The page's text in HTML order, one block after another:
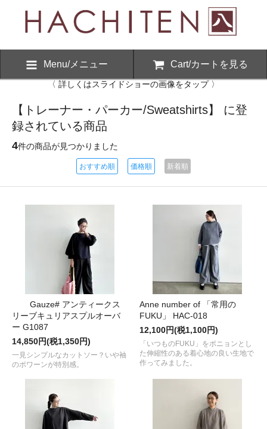
Menu/メニュー Cart/カートを見る
〈 詳しくはスライドショーの画像をタップ 〉
【トレーナー・パーカー/Sweatshirts】 に登
録されている商品
4件の商品が見つかりました
おすすめ順 価格順 新着順
Gauze# アンティークス
リーブキュリアスプルオーバ
ー G1087
14,850円(税1,350円)
一見シンプルなカットソー？いや袖
のポワーンが特別感。
Anne number of 「常用の
FUKU」 HAC-018
12,100円(税1,100円)
「いつものFUKU」をポニョンとし
た伸縮性のある着心地の良い生地で
作ってみました。